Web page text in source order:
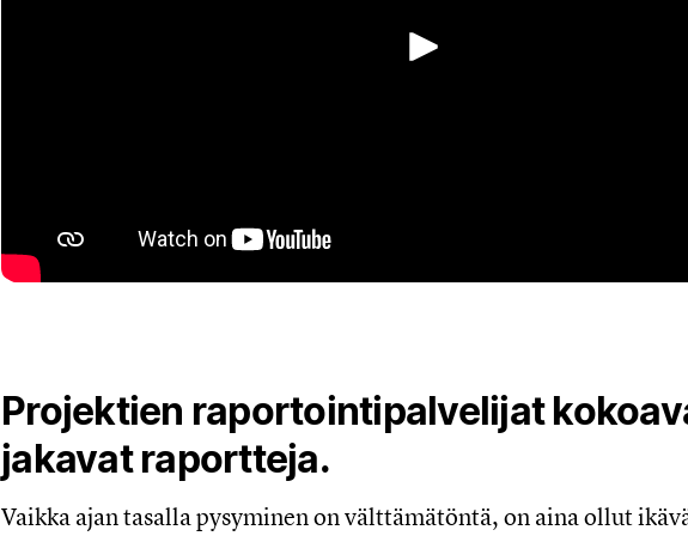
Toista
Projektien raportointipalvelijat
jakavat raportteja.
Vaikka ajan tasalla pysyminen on välttämätöntä, on aina ollut